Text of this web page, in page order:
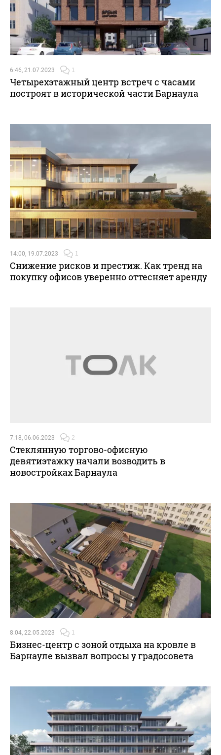
6:46, 21.07.2023 1
Четырехэтажный центр встреч с часами
построят в исторической части Барнаула
14:00, 19.07.2023 1
Снижение рисков и престиж. Как тренд на
покупку офисов уверенно оттесняет аренду
7:18, 06.06.2023 2
Стеклянную торгово-офисную
девятиэтажку начали возводить в
новостройках Барнаула
8:04, 22.05.2023 1
Бизнес-центр с зоной отдыха на кровле в
Барнауле вызвал вопросы у градосовета